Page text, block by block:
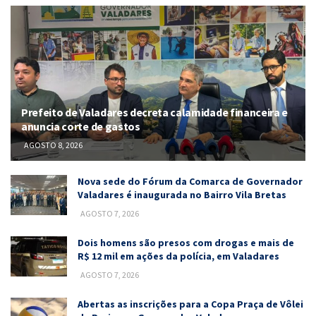
Prefeito de Valadares decreta calamidade financeira e
anuncia corte de gastos
AGOSTO 8, 2026
Nova sede do Fórum da Comarca de Governador
Valadares é inaugurada no Bairro Vila Bretas
AGOSTO 7, 2026
Dois homens são presos com drogas e mais de
R$ 12 mil em ações da polícia, em Valadares
AGOSTO 7, 2026
Abertas as inscrições para a Copa Praça de Vôlei